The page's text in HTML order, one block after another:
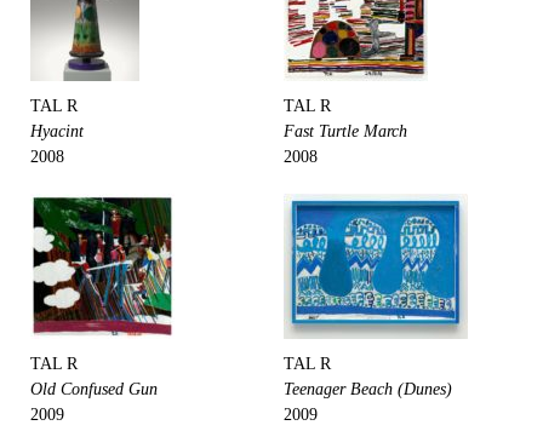
TAL R
Hyacint
2008
TAL R
Fast Turtle March
2008
TAL R
Old Confused Gun
2009
TAL R
Teenager Beach (Dunes)
2009